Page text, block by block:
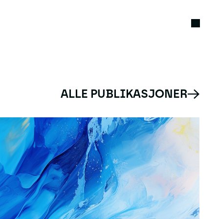
ALLE PUBLIKASJONER